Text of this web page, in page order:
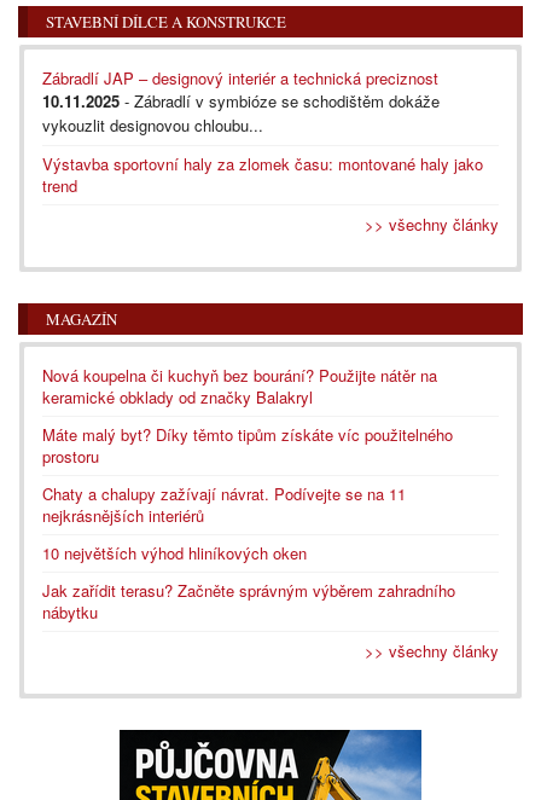
STAVEBNÍ DÍLCE A KONSTRUKCE
Zábradlí JAP – designový interiér a technická preciznost
10.11.2025 - Zábradlí v symbióze se schodištěm dokáže
vykouzlit designovou chloubu...
Výstavba sportovní haly za zlomek času: montované haly jako
trend
>> všechny články
MAGAZÍN
Nová koupelna či kuchyň bez bourání? Použijte nátěr na
keramické obklady od značky Balakryl
Máte malý byt? Díky těmto tipům získáte víc použitelného
prostoru
Chaty a chalupy zažívají návrat. Podívejte se na 11
nejkrásnějších interiérů
10 největších výhod hliníkových oken
Jak zařídit terasu? Začněte správným výběrem zahradního
nábytku
>> všechny články